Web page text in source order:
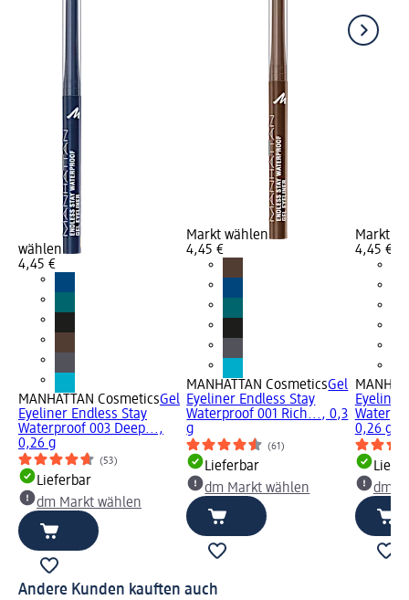
wählen
4,45 €
MANHATTAN CosmeticsGel
Eyeliner Endless Stay
Waterproof 003 Deep...,
0,26 g
(53)
Lieferbar
dm Markt wählen
Markt wählen
4,45 €
MANHATTAN CosmeticsGel
Eyeliner Endless Stay
Waterproof 001 Rich..., 0,3
g
(61)
Lieferbar
dm Markt wählen
Markt
4,45 €
Eyeliner
0,26 g
dm
Andere Kunden kauften auch